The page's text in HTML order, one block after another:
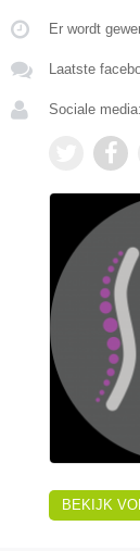
Er wordt
Laatste
Sociale media:
BEKIJK